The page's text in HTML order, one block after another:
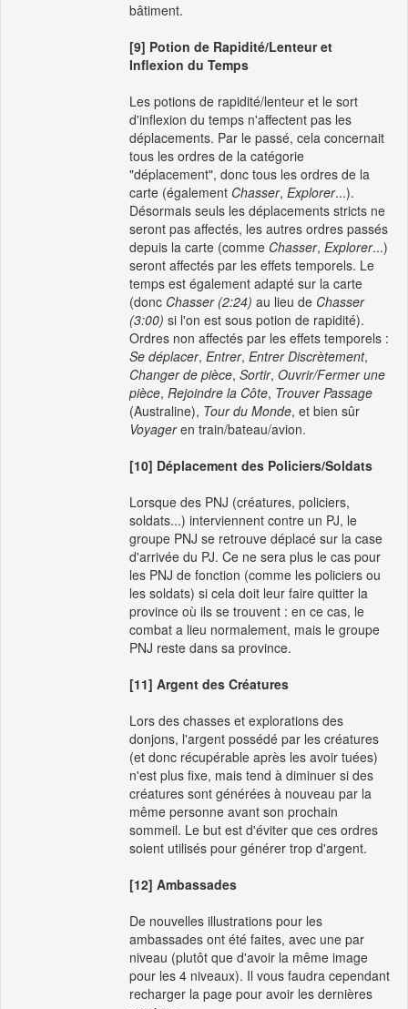
bâtiment.
[9] Potion de Rapidité/Lenteur et
Inflexion du Temps
Les potions de rapidité/lenteur et le sort
d'inflexion du temps n'affectent pas les
déplacements. Par le passé, cela concernait
tous les ordres de la catégorie
"déplacement", donc tous les ordres de la
carte (également Chasser, Explorer...).
Désormais seuls les déplacements stricts ne
seront pas affectés, les autres ordres passés
depuis la carte (comme Chasser, Explorer...)
seront affectés par les effets temporels. Le
temps est également adapté sur la carte
(donc Chasser (2:24) au lieu de Chasser
(3:00) si l'on est sous potion de rapidité).
Ordres non affectés par les effets temporels :
Se déplacer, Entrer, Entrer Discrètement,
Changer de pièce, Sortir, Ouvrir/Fermer une
pièce, Rejoindre la Côte, Trouver Passage
(Australine), Tour du Monde, et bien sûr
Voyageren train/bateau/avion.
[10] Déplacement des Policiers/Soldats
Lorsque des PNJ (créatures, policiers,
soldats...) interviennent contre un PJ, le
groupe PNJ se retrouve déplacé sur la case
d'arrivée du PJ. Ce ne sera plus le cas pour
les PNJ de fonction (comme les policiers ou
les soldats) si cela doit leur faire quitter la
province où ils se trouvent : en ce cas, le
combat a lieu normalement, mais le groupe
PNJ reste dans sa province.
[11] Argent des Créatures
Lors des chasses et explorations des
donjons, l'argent possédé par les créatures
(et donc récupérable après les avoir tuées)
n'est plus fixe, mais tend à diminuer si des
créatures sont générées à nouveau par la
même personne avant son prochain
sommeil. Le but est d'éviter que ces ordres
soient utilisés pour générer trop d'argent.
[12] Ambassades
De nouvelles illustrations pour les
ambassades ont été faites, avec une par
niveau (plutôt que d'avoir la même image
pour les 4 niveaux). Il vous faudra cependant
recharger la page pour avoir les dernières